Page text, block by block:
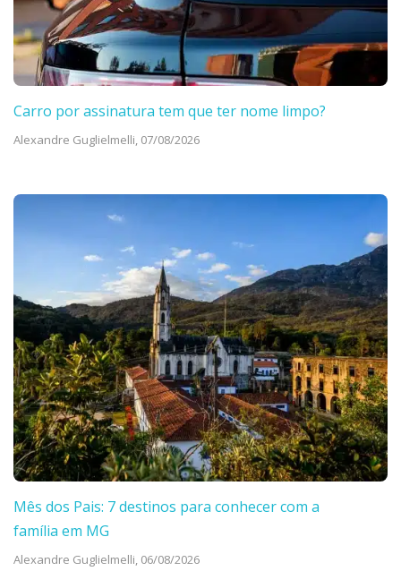
Carro por assinatura tem que ter nome limpo?
Alexandre Guglielmelli, 07/08/2026
Mês dos Pais: 7 destinos para conhecer com a
família em MG
Alexandre Guglielmelli, 06/08/2026